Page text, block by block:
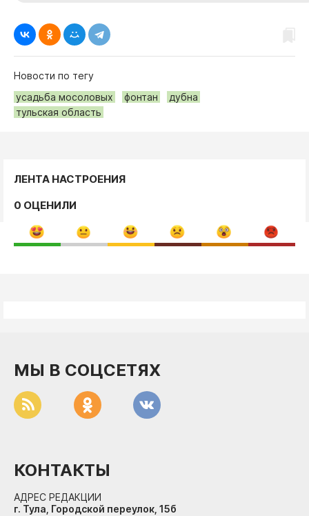
Новости по тегу
усадьба мосоловых
фонтан
дубна
тульская область
ЛЕНТА НАСТРОЕНИЯ
0 ОЦЕНИЛИ
МЫ В СОЦСЕТЯХ
КОНТАКТЫ
АДРЕС РЕДАКЦИИ
г. Тула, Городской переулок, 15б